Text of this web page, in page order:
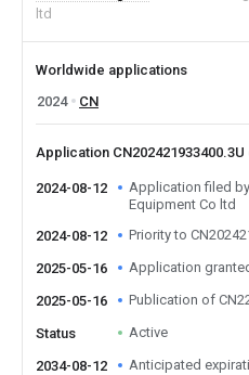
ltd
Worldwide applications
2024
CN
Application CN202421933400.3U
2024-08-12
Application filed
Equipment Co ltd
2024-08-12
Priority to
2025-05-16 Application
2025-05-16 Publication of
Status Active
2034-08-12 Anticipated